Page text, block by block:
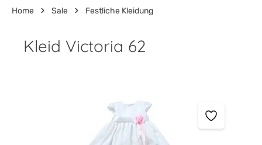
Home Sale Festliche Kleidung
Kleid Victoria 62